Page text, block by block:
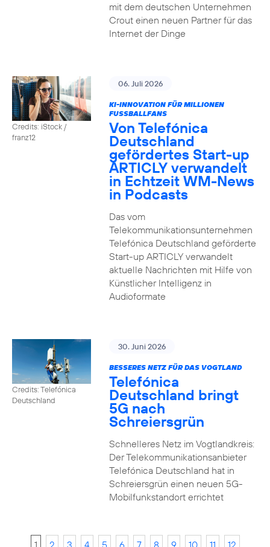
mit dem deutschen Unternehmen
Crout einen neuen Partner für das
Internet der Dinge
Credits: iStock /
franz12
06. Juli 2026
KI-INNOVATION FÜR MILLIONEN
FUSSBALLFANS
Von Telefónica
Deutschland
gefördertes Start-up
ARTICLY verwandelt
in Echtzeit WM-News
in Podcasts
Das vom
Telekommunikationsunternehmen
Telefónica Deutschland geförderte
Start-up ARTICLY verwandelt
aktuelle Nachrichten mit Hilfe von
Künstlicher Intelligenz in
Audioformate
Credits: Telefónica
Deutschland
30. Juni 2026
BESSERES NETZ FÜR DAS VOGTLAND
Telefónica
Deutschland bringt
5G nach
Schreiersgrün
Schnelleres Netz im Vogtlandkreis:
Der Telekommunikationsanbieter
Telefónica Deutschland hat in
Schreiersgrün einen neuen 5G-
Mobilfunkstandort errichtet
1 2 3 4 5 6 7 8 9 10 11 12